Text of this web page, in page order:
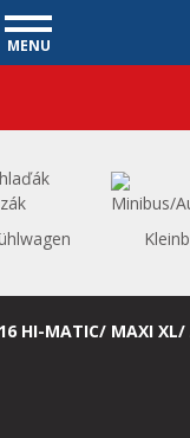
Navigace
MENU
WIR AN
VIDEOS
HI-MATIC/ MAXI